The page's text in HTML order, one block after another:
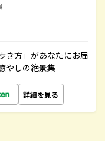
き方」があなたにお届
やしの絶景集
詳細を見る